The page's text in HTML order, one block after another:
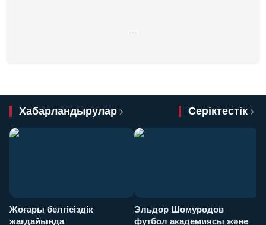
Хабарландырулар Серіктестік
Жоғары белгісіздік
жағдайында
Эльдор Шомуродов
футбол академиясы және